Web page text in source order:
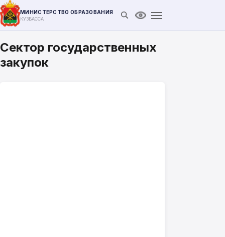
МИНИСТЕРСТВО ОБРАЗОВАНИЯ
КУЗБАССА Открыть поиск
Версия для
Сектор государственных
закупок